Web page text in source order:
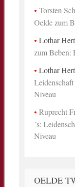
Torsten
Oelde zum
Lothar
zum Beben:
Lothar
Niveau
Ruprecht
´s:
Niveau
OELDE